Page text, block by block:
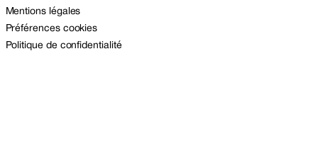
Mentions légales
Préférences cookies
Politique de confidentialité